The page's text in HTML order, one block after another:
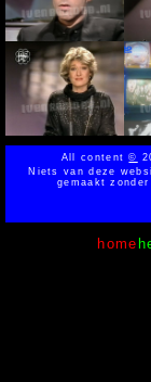
All content©
Niets van deze
gemaakt
home